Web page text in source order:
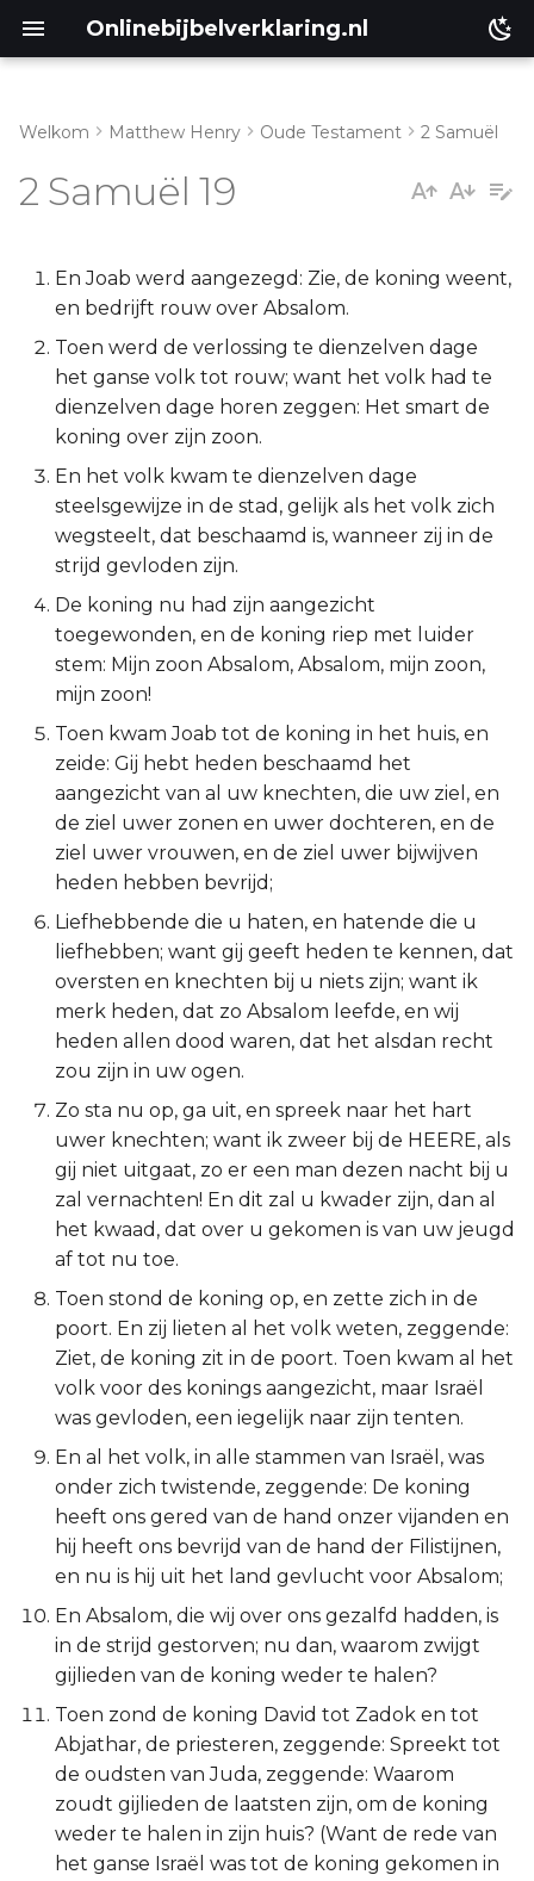
Onlinebijbelverklaring.nl
2 Samuël 19:9-15
2 Samuël 19:16-23
2 Samuël 19:24-30
2 Samuël 19:31-39
2 Samuël 19:40-43
Lukas
Johannes
Handelingen
Romeinen
1 Korinthe
2 Korinthe
Galaten
Éfeze
Filipenzen
Kolossenzen
1 Thessalonicenzen
2 Thessalonicenzen
1 Timótheüs
2 Timótheüs
Filémon
Hebreeën
Jakobus
1 Petrus
2 Petrus
1 Johannes
2 Johannes
3 Johannes
Judas
Openbaring
Welkom Matthew Henry Oude Testament 2 Samuël
2 Samuël 19
En Joab werd aangezegd: Zie, de koning weent,
en bedrijft rouw over Absalom.
Toen werd de verlossing te dienzelven dage
het ganse volk tot rouw; want het volk had te
dienzelven dage horen zeggen: Het smart de
koning over zijn zoon.
En het volk kwam te dienzelven dage
steelsgewijze in de stad, gelijk als het volk zich
wegsteelt, dat beschaamd is, wanneer zij in de
strijd gevloden zijn.
De koning nu had zijn aangezicht
toegewonden, en de koning riep met luider
stem: Mijn zoon Absalom, Absalom, mijn zoon,
mijn zoon!
Toen kwam Joab tot de koning in het huis, en
zeide: Gij hebt heden beschaamd het
aangezicht van al uw knechten, die uw ziel, en
de ziel uwer zonen en uwer dochteren, en de
ziel uwer vrouwen, en de ziel uwer bijwijven
heden hebben bevrijd;
Liefhebbende die u haten, en hatende die u
liefhebben; want gij geeft heden te kennen, dat
oversten en knechten bij u niets zijn; want ik
merk heden, dat zo Absalom leefde, en wij
heden allen dood waren, dat het alsdan recht
zou zijn in uw ogen.
Zo sta nu op, ga uit, en spreek naar het hart
uwer knechten; want ik zweer bij de HEERE, als
gij niet uitgaat, zo er een man dezen nacht bij u
zal vernachten! En dit zal u kwader zijn, dan al
het kwaad, dat over u gekomen is van uw jeugd
af tot nu toe.
Toen stond de koning op, en zette zich in de
poort. En zij lieten al het volk weten, zeggende:
Ziet, de koning zit in de poort. Toen kwam al het
volk voor des konings aangezicht, maar Israël
was gevloden, een iegelijk naar zijn tenten.
En al het volk, in alle stammen van Israël, was
onder zich twistende, zeggende: De koning
heeft ons gered van de hand onzer vijanden en
hij heeft ons bevrijd van de hand der Filistijnen,
en nu is hij uit het land gevlucht voor Absalom;
En Absalom, die wij over ons gezalfd hadden, is
in de strijd gestorven; nu dan, waarom zwijgt
gijlieden van de koning weder te halen?
Toen zond de koning David tot Zadok en tot
Abjathar, de priesteren, zeggende: Spreekt tot
de oudsten van Juda, zeggende: Waarom
zoudt gijlieden de laatsten zijn, om de koning
weder te halen in zijn huis? (Want de rede van
het ganse Israël was tot de koning gekomen in